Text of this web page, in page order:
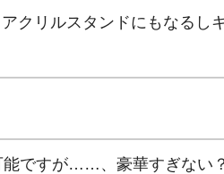
リルスタンドにもなるし
能ですが……、豪華すぎない